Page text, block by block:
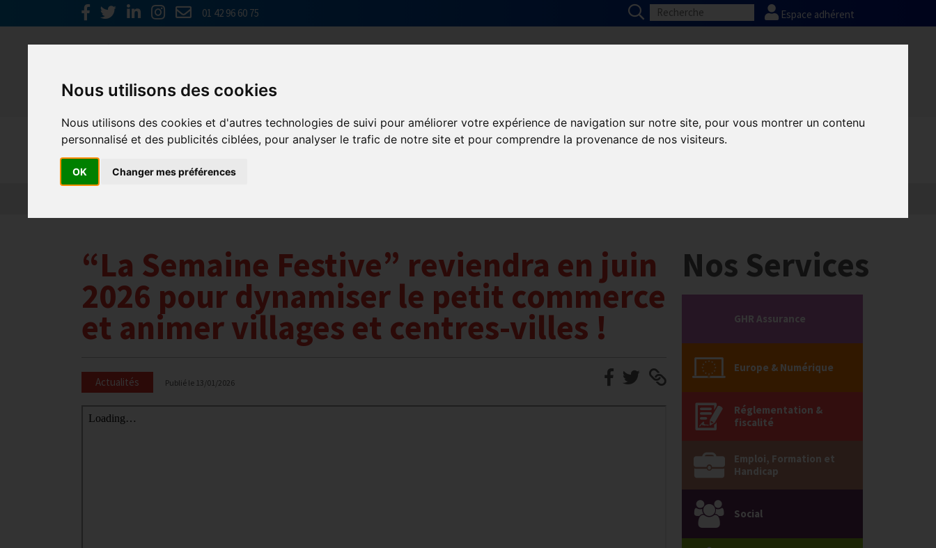
Nous utilisons des cookies
Nous utilisons des cookies et d'autres technologies de suivi pour améliorer votre expérience de navigation sur notre site, pour vous montrer un contenu
personnalisé et des publicités ciblées, pour analyser le trafic de notre site et pour comprendre la provenance de nos visiteurs.
OK Changer mes préférences
01 42 96 60 75 Espace adhérent
Actualités
“La Semaine Festive” reviendra en juin
2026 pour dynamiser le petit commerce
et animer villages et centres-villes !
Actualités Publié le 13/01/2026
Nos Services
GHR Assurance
Europe & Numérique
Réglementation &
fiscalité
Emploi, Formation et
Handicap
Social